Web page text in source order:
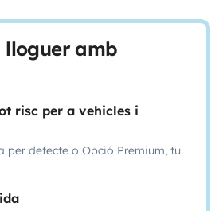
lloguer amb
risc per a vehicles i
per defecte o Opció Premium, tu